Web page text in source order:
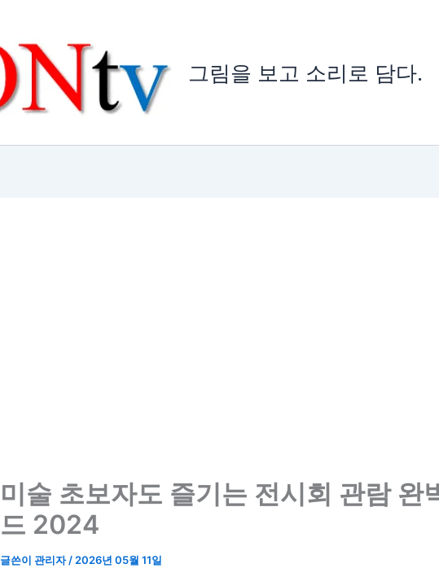
그림을 보고 소리로 담다.
미술 초보자도 즐기는 전시회 관람 완
드 2024
글쓴이 관리자/ 2026년 05월 11일